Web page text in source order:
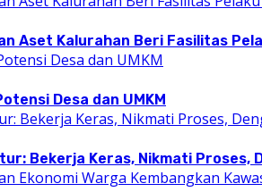
Aset Kalurahan Beri Fasilitas
Desa dan UMKM
Bekerja Keras, Nikmati